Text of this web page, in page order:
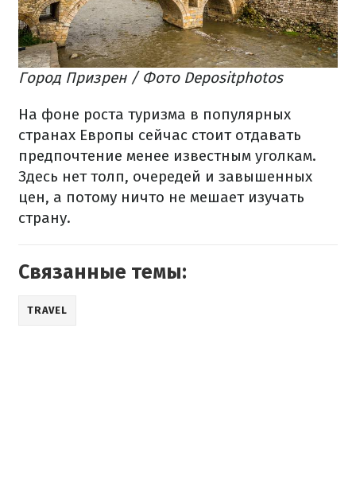
Город Призрен / Фото Depositphotos
На фоне роста туризма в популярных
странах Европы сейчас стоит отдавать
предпочтение менее известным уголкам.
Здесь нет толп, очередей и завышенных
цен, а потому ничто не мешает изучать
страну.
Связанные темы:
TRAVEL